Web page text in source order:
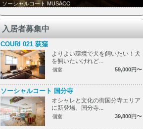
ソーシャルコート MUSACO
入居者募集中
COURI 021 荻窪
よりよい環境で犬を飼いたい！犬
を飼いたいけれど...
個室 59,000円〜
ソーシャルコート 国分寺
オシャレと文化の街国分寺エリア
に新登場。国分寺...
個室 39,800円〜